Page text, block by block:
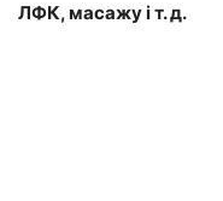
ЛФК, масажу і т. д.